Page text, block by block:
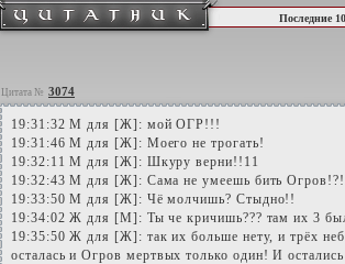
Последние
Цитата № 3074
19:31:32 M для [Ж]: мой ОГР!!!
19:31:46 М для [Ж]: Моего не трогать!
19:32:11 М для [Ж]: Шкуру верни!!11
19:32:43 М для [Ж]: Сама не умеешь бить
19:33:50 М для [Ж]: Чё молчишь? Стыдно!!
19:34:02 Ж для [M]: Ты че кричишь??? там их 3
19:35:50 Ж для [Ж]: так их больше нету, и трёх
осталась и Огров мертвых только один! И